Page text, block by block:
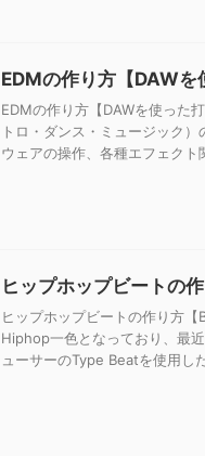
EDMの作り方【DAWを
EDMの作り方【DAWを使った
トロ・ダンス・ミュージック
ウェアの操作、各種エフェク
ヒップホップビートの
ヒップホップビートの作り方
Hiphop一色となっており、最
ューサーのType Beatを使用し